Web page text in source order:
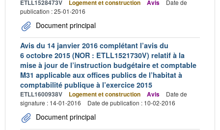
ETLL1528473V Logement et construction Avis
Date de
publication : 25-01-2016
Document principal
Avis du 14 janvier 2016 complétant l’avis du
6 octobre 2015 (NOR : ETLL1521730V) relatif à la
mise à jour de l’instruction budgétaire et comptable
M31 applicable aux offices publics de l’habitat à
comptabilité publique à l’exercice 2015
ETLL1600938V Logement et construction Avis
Date de
signature : 14-01-2016
Date de publication : 10-02-2016
Document principal